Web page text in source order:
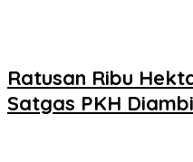
Ratusan Ribu
Satgas PKH